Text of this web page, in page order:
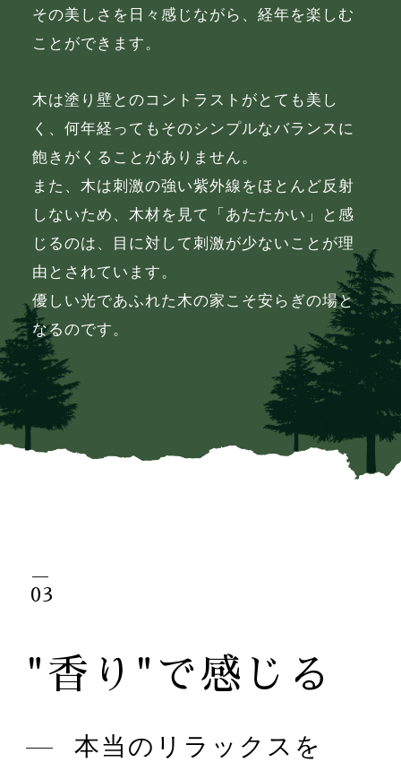
その美しさを日々感じながら、経年を楽しむ
ことができます。
木は塗り壁とのコントラストがとても美し
く、何年経ってもそのシンプルなバランスに
飽きがくることがありません。
また、木は刺激の強い紫外線をほとんど反射
しないため、木材を見て「あたたかい」と感
じるのは、目に対して刺激が少ないことが理
由とされています。
優しい光であふれた木の家こそ安らぎの場と
なるのです。
03
"香り"で感じる
本当のリラックスを